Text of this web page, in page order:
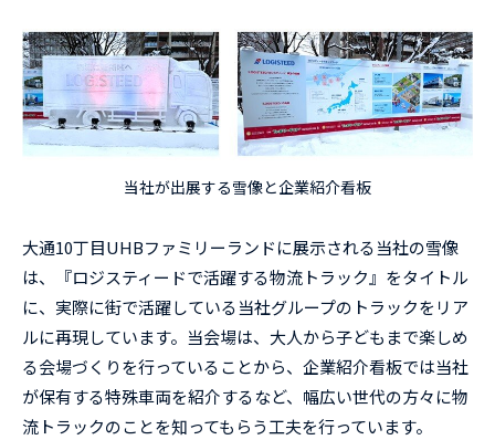
当社が出展する雪像と企業紹介看板
大通10丁目UHBファミリーランドに展示される当社の雪像
は、『ロジスティードで活躍する物流トラック』をタイトル
に、実際に街で活躍している当社グループのトラックをリア
ルに再現しています。当会場は、大人から子どもまで楽しめ
る会場づくりを行っていることから、企業紹介看板では当社
が保有する特殊車両を紹介するなど、幅広い世代の方々に物
流トラックのことを知ってもらう工夫を行っています。